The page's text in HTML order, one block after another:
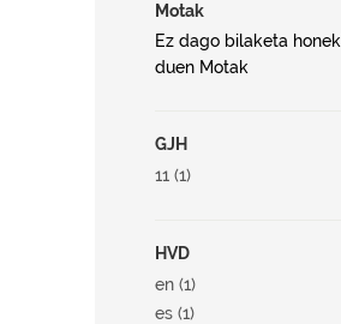
Motak
Ez dago bilaketa
duen Motak
GJH
11 (1)
HVD
en (1)
es (1)